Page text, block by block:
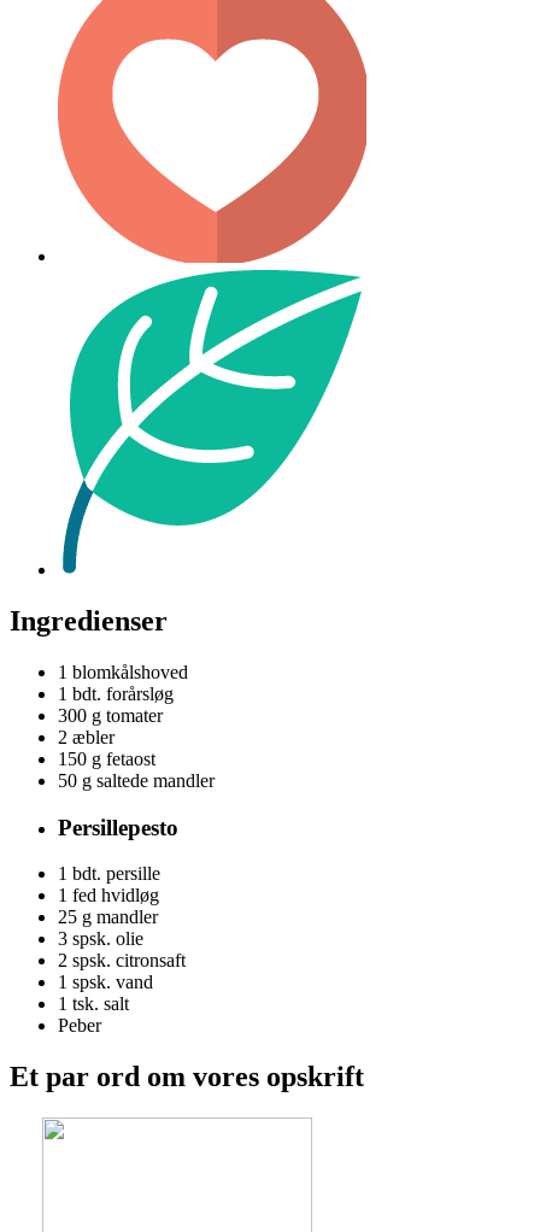
Ingredienser
1 blomkålshoved
1 bdt. forårsløg
300 g tomater
2 æbler
150 g fetaost
50 g saltede mandler
Persillepesto
1 bdt. persille
1 fed hvidløg
25 g mandler
3 spsk. olie
2 spsk. citronsaft
1 spsk. vand
1 tsk. salt
Peber
Et par ord om vores opskrift